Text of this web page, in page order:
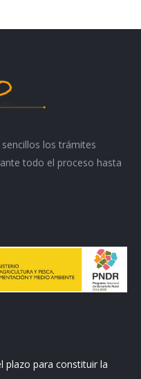
los trámites
todo el proceso hasta
plazo para constituir la